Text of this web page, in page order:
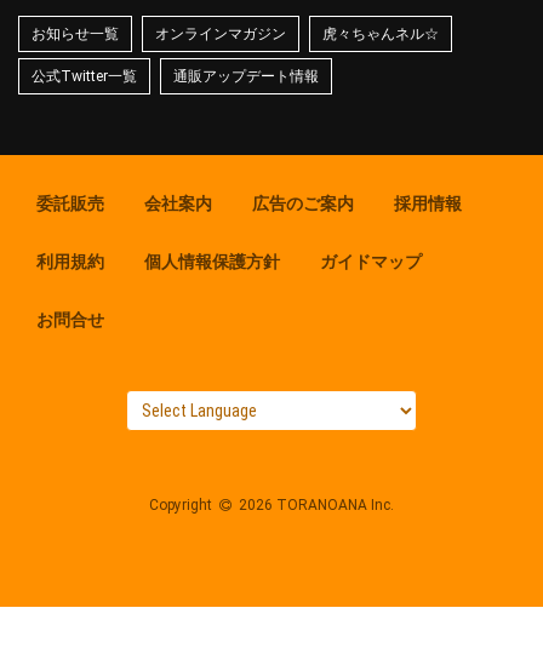
お知らせ一覧 オンラインマガジン 虎々ちゃんネル☆
公式Twitter一覧 通販アップデート情報
委託販売 会社案内 広告のご案内 採用情報
利用規約 個人情報保護方針 ガイドマップ
お問合せ
Copyright 2026 TORANOANA Inc.